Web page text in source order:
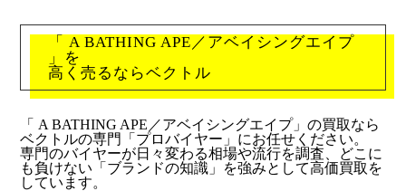
「 A BATHING APE／アベイシングエイプ
」を
高く売るならベクトル
「 A BATHING APE／アベイシングエイプ」の買取なら
ベクトルの専門「プロバイヤー」にお任せください。
専門のバイヤーが日々変わる相場や流行を調査、どこに
も負けない「ブランドの知識」を強みとして高価買取を
しています。